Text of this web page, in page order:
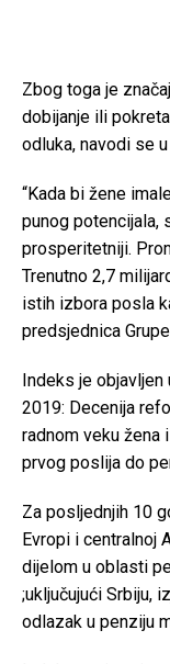
Zbog toga je
dobijanje ili
odluka, navodi se
“Kada bi žene
punog potencijala,
prosperitetniji.
Trenutno 2,7
istih izbora posla
predsjednica
Indeks je
2019: Decenija
radnom veku žena
prvog poslija do
Za posljednjih 10
Evropi i centralnoj
dijelom u oblasti
;uključujući Srbiju,
odlazak u penziju